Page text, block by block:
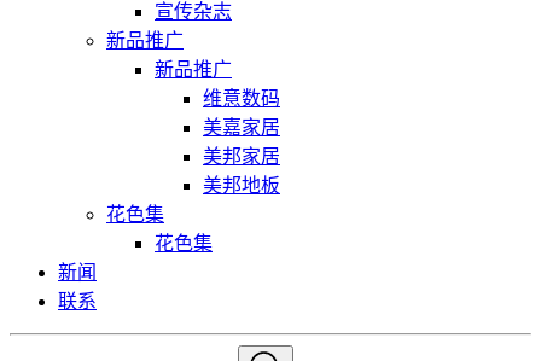
宣传杂志
新品推广
新品推广
维意数码
美嘉家居
美邦家居
美邦地板
花色集
花色集
新闻
联系